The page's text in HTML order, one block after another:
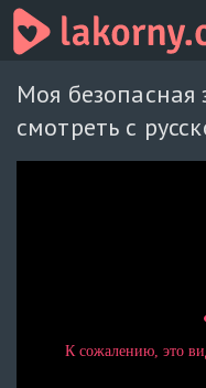
Моя безопасная
смотреть с